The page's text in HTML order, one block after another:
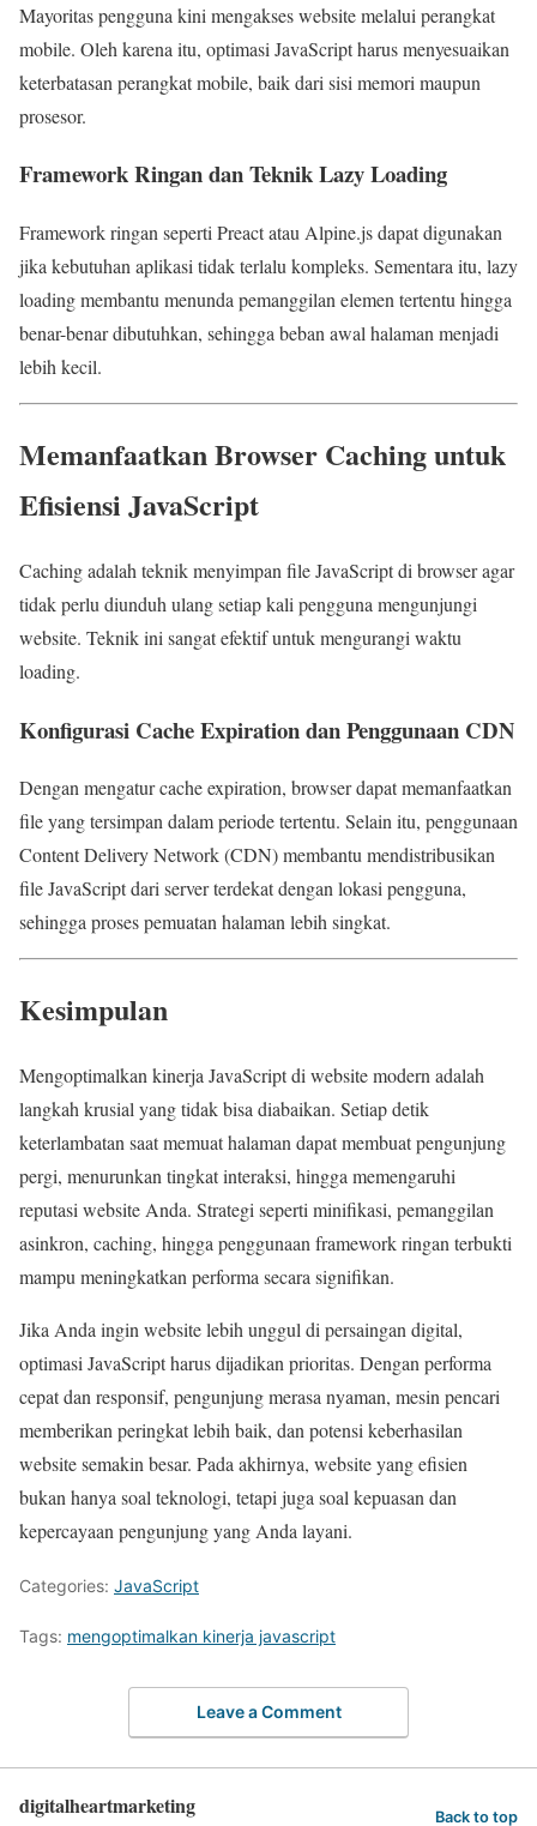
Mayoritas pengguna kini mengakses website melalui perangkat
mobile. Oleh karena itu, optimasi JavaScript harus menyesuaikan
keterbatasan perangkat mobile, baik dari sisi memori maupun
prosesor.
Framework Ringan dan Teknik Lazy Loading
Framework ringan seperti Preact atau Alpine.js dapat digunakan
jika kebutuhan aplikasi tidak terlalu kompleks. Sementara itu, lazy
loading membantu menunda pemanggilan elemen tertentu hingga
benar-benar dibutuhkan, sehingga beban awal halaman menjadi
lebih kecil.
Memanfaatkan Browser Caching untuk
Efisiensi JavaScript
Caching adalah teknik menyimpan file JavaScript di browser agar
tidak perlu diunduh ulang setiap kali pengguna mengunjungi
website. Teknik ini sangat efektif untuk mengurangi waktu
loading.
Konfigurasi Cache Expiration dan Penggunaan CDN
Dengan mengatur cache expiration, browser dapat memanfaatkan
file yang tersimpan dalam periode tertentu. Selain itu, penggunaan
Content Delivery Network (CDN) membantu mendistribusikan
file JavaScript dari server terdekat dengan lokasi pengguna,
sehingga proses pemuatan halaman lebih singkat.
Kesimpulan
Mengoptimalkan kinerja JavaScript di website modern adalah
langkah krusial yang tidak bisa diabaikan. Setiap detik
keterlambatan saat memuat halaman dapat membuat pengunjung
pergi, menurunkan tingkat interaksi, hingga memengaruhi
reputasi website Anda. Strategi seperti minifikasi, pemanggilan
asinkron, caching, hingga penggunaan framework ringan terbukti
mampu meningkatkan performa secara signifikan.
Jika Anda ingin website lebih unggul di persaingan digital,
optimasi JavaScript harus dijadikan prioritas. Dengan performa
cepat dan responsif, pengunjung merasa nyaman, mesin pencari
memberikan peringkat lebih baik, dan potensi keberhasilan
website semakin besar. Pada akhirnya, website yang efisien
bukan hanya soal teknologi, tetapi juga soal kepuasan dan
kepercayaan pengunjung yang Anda layani.
Categories: JavaScript
Tags: mengoptimalkan kinerja javascript
Leave a Comment
digitalheartmarketing Back to top